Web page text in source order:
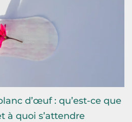
d’œuf : qu’est-ce que
à quoi s’attendre